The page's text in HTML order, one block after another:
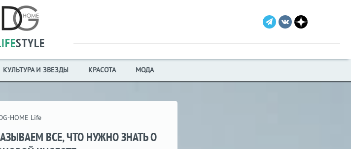
STYLE
КУЛЬТУРА И ЗВЕЗДЫ КРАСОТА МОДА
HOME Life
ВСЕ, ЧТО НУЖНО ЗНАТЬ О